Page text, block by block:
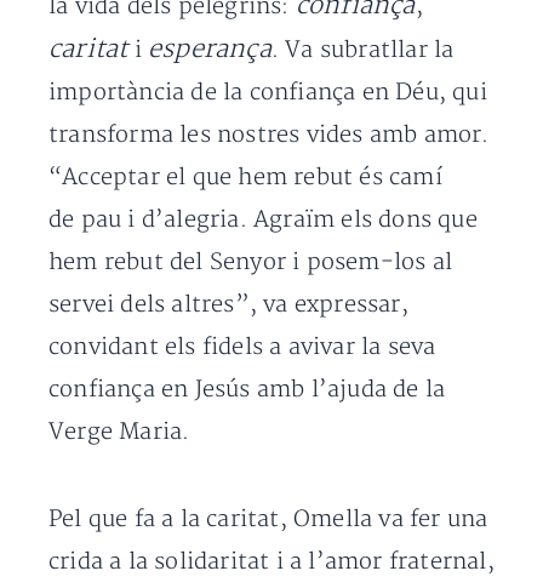
la vida dels pelegrins: ,
caritati esperança. Va subratllar la
importància de la confiança en Déu, qui
transforma les nostres vides amb amor.
“Acceptar el que hem rebut és camí
de pau i d’alegria. Agraïm els dons que
hem rebut del Senyor i posem-los al
servei dels altres”, va expressar,
convidant els fidels a avivar la seva
confiança en Jesús amb l’ajuda de la
Verge Maria.
Pel que fa a la caritat, Omella va fer una
crida a la solidaritat i a l’amor fraternal,